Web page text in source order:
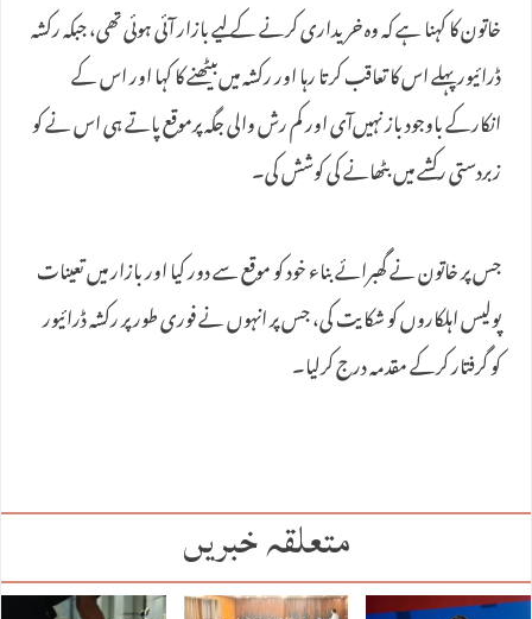
خاتون کا کہنا ہے کہ وہ خریداری کرنے کے لیے بازار آئی ہوئی تھی، جبکہ رکشہ
ڈرائیور پہلے اس کا تعاقب کرتا رہا اور رکشہ میں‌بیٹھنے کا کہا اور اس کے
انکارکے باوجود باز نہیں‌آی اور کم رش والی جگہ پرموقع پاتے ہی اس نے کو
زبردستی رکشے میں بٹھانے کی کوشش کی۔
جس پر خاتون نے گھبرائے بناء خود کو موقع سے دور کیا اور بازار میں تعینات
پولیس اہلکاروں کو شکایت کی، جس پر انہوں نے فوری طور پر رکشہ ڈرائیور
کو گرفتار کرکے مقدمہ درج کرلیا۔
متعلقہ خبریں